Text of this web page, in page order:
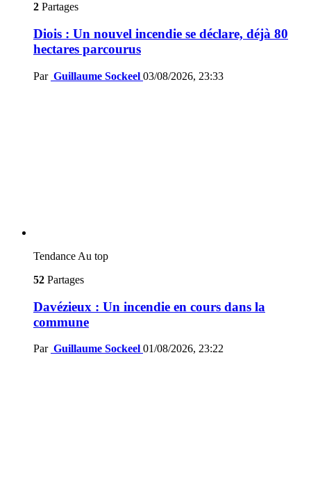
2 Partages
Diois : Un nouvel incendie se déclare, déjà 80
hectares parcourus
Par Guillaume Sockeel 03/08/2026, 23:33
Tendance Au top
52 Partages
Davézieux : Un incendie en cours dans la
commune
Par Guillaume Sockeel 01/08/2026, 23:22